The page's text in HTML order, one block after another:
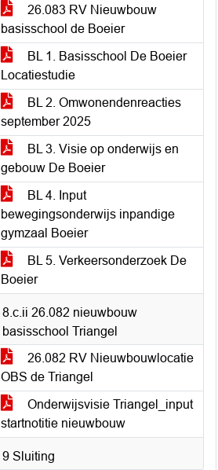
26.083 RV Nieuwbouw
basisschool de Boeier
BL 1. Basisschool De Boeier
Locatiestudie
BL 2. Omwonendenreacties
september 2025
BL 3. Visie op onderwijs en
gebouw De Boeier
BL 4. Input
bewegingsonderwijs inpandige
gymzaal Boeier
BL 5. Verkeersonderzoek De
Boeier
8.c.ii 26.082 nieuwbouw
basisschool Triangel
26.082 RV Nieuwbouwlocatie
OBS de Triangel
Onderwijsvisie Triangel_input
startnotitie nieuwbouw
9 Sluiting